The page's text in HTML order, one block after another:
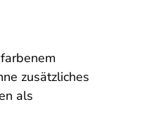
zusätzliches
als